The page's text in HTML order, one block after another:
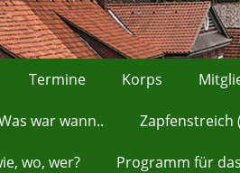
Termine Korps
war wann.. Zapfenstreich
wo, wer? Programm für